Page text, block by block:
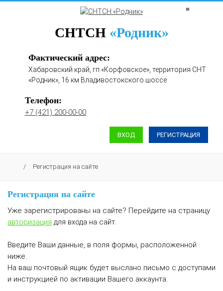
≡
СНТСН «Родник»
Фактический адрес:
Хабаровский край, гп «Корфовское», территория СНТ
«Родник», 16 км Владивостокского шоссе
Телефон:
+7 (421) 200-00-00
ВХОД РЕГИСТРАЦИЯ
/ Регистрация на сайте
Регистрация на сайте
Уже зарегистрированы на сайте? Перейдите на страницу
авторизация для входа на сайт.
Введите Ваши данные, в поля формы, расположенной
ниже.
На ваш почтовый ящик будет выслано письмо с доступами
и инструкцией по активации Вашего аккаунта.